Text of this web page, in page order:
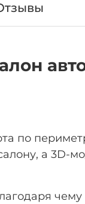
по
а 3D-
чему